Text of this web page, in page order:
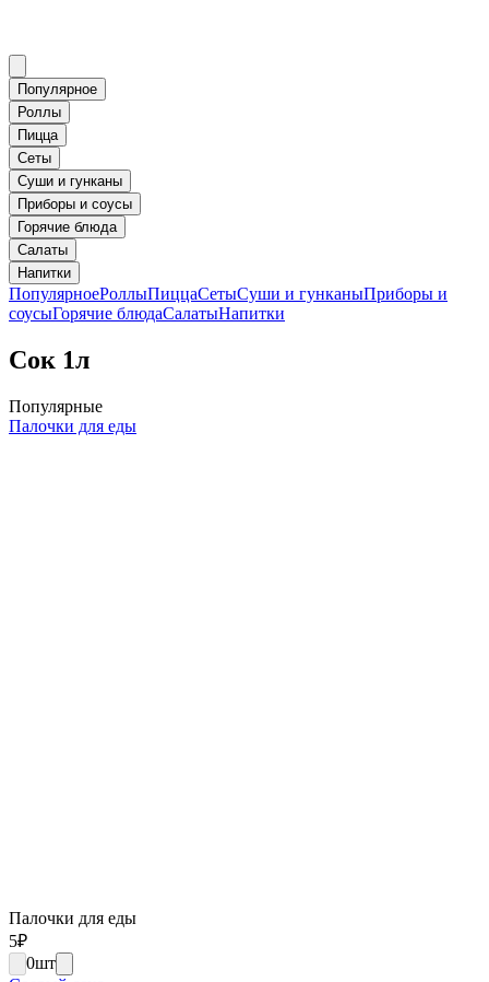
Популярное
Роллы
Пицца
Сеты
Суши и гунканы
Приборы и соусы
Горячие блюда
Салаты
Напитки
ПопулярноеРоллыПиццаСетыСуши и гунканыПриборы и
соусыГорячие блюдаСалатыНапитки
Сок 1л
Популярные
Палочки для еды
Палочки для еды
5₽
0шт